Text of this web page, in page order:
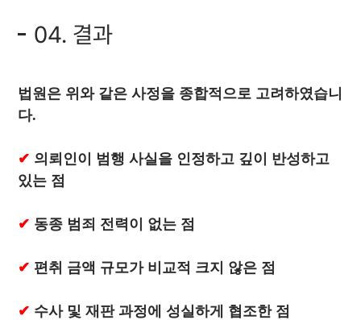
04. 결과
법원은 위와 같은 사정을 종합적으로 고려하였습니
다.
✔ 의뢰인이 범행 사실을 인정하고 깊이 반성하고
있는 점
✔ 동종 범죄 전력이 없는 점
✔ 편취 금액 규모가 비교적 크지 않은 점
✔ 수사 및 재판 과정에 성실하게 협조한 점